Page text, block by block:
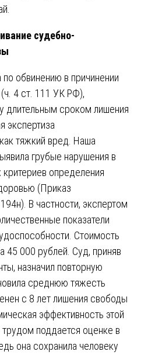
судебно-
обвинению в причинении
4 ст. 111 УК РФ),
длительным сроком лишения
экспертиза
тяжкий вред. Наша
грубые нарушения в
определения
(Приказ
В частности, экспертом
показатели
Стоимость
45 000 рублей. Суд, приняв
назначил повторную
среднюю тяжесть
с 8 лет лишения свободы
эффективность этой
поддается оценке в
она сохранила человеку